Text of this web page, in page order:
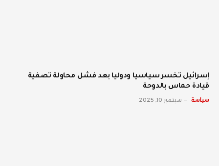
إسرائيل تخسر سياسيا ودوليا بعد فشل محاولة تصفية
قيادة حماس بالدوحة
سياسة سبتمبر 10, 2025